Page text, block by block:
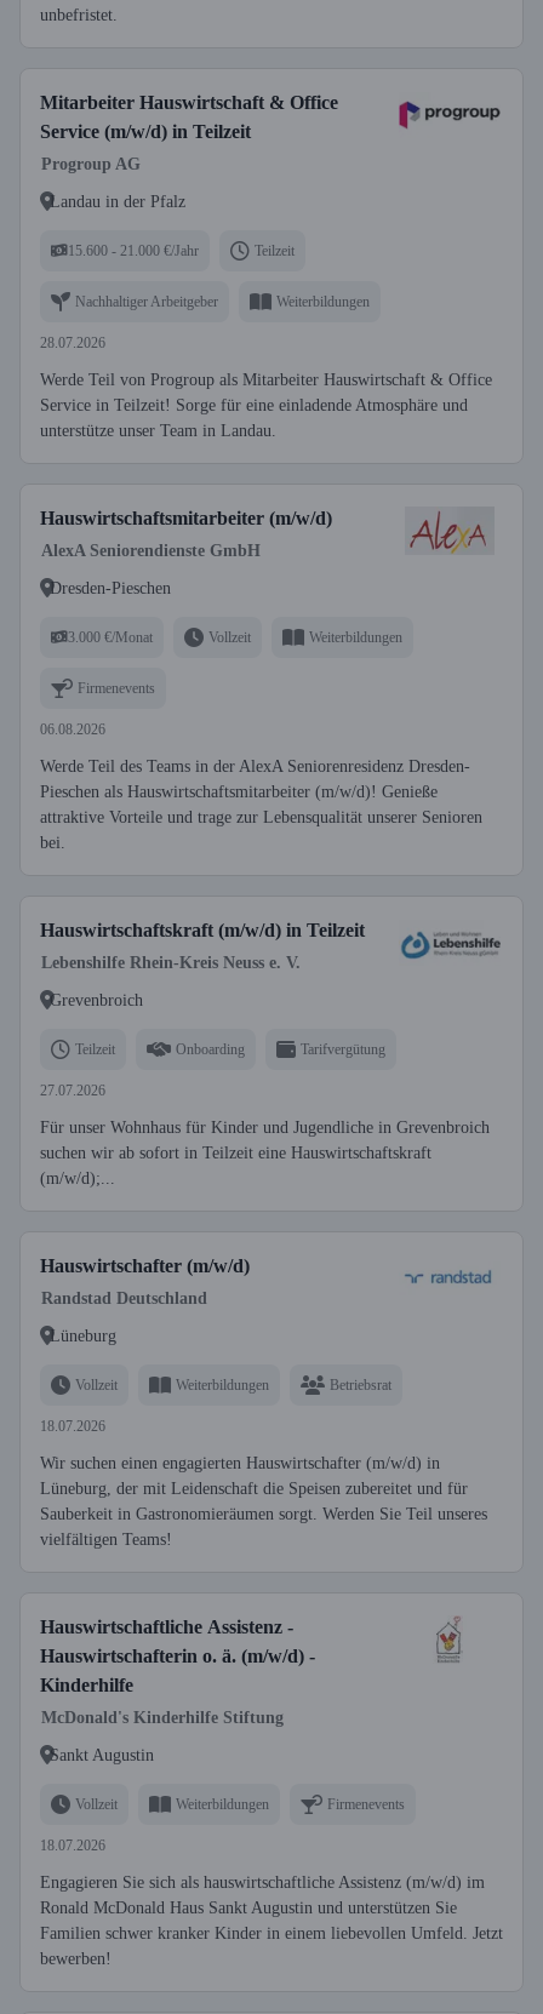
unbefristet.
Mitarbeiter Hauswirtschaft & Office
Service (m/w/d) in Teilzeit
Progroup AG
Landau in der Pfalz
15.600 - 21.000 €/Jahr Teilzeit
Nachhaltiger Arbeitgeber Weiterbildungen
28.07.2026
Werde Teil von Progroup als Mitarbeiter Hauswirtschaft & Office
Service in Teilzeit! Sorge für eine einladende Atmosphäre und
unterstütze unser Team in Landau.
Hauswirtschaftsmitarbeiter (m/w/d)
AlexA Seniorendienste GmbH
Dresden-Pieschen
3.000 €/Monat Vollzeit Weiterbildungen
Firmenevents
06.08.2026
Werde Teil des Teams in der AlexA Seniorenresidenz Dresden-
Pieschen als Hauswirtschaftsmitarbeiter (m/w/d)! Genieße
attraktive Vorteile und trage zur Lebensqualität unserer Senioren
bei.
Hauswirtschaftskraft (m/w/d) in Teilzeit
Lebenshilfe Rhein-Kreis Neuss e. V.
Grevenbroich
Teilzeit Onboarding Tarifvergütung
27.07.2026
Für unser Wohnhaus für Kinder und Jugendliche in Grevenbroich
suchen wir ab sofort in Teilzeit eine Hauswirtschaftskraft
(m/w/d);...
Hauswirtschafter (m/w/d)
Randstad Deutschland
Lüneburg
Vollzeit Weiterbildungen Betriebsrat
18.07.2026
Wir suchen einen engagierten Hauswirtschafter (m/w/d) in
Lüneburg, der mit Leidenschaft die Speisen zubereitet und für
Sauberkeit in Gastronomieräumen sorgt. Werden Sie Teil unseres
vielfältigen Teams!
Hauswirtschaftliche Assistenz -
Hauswirtschafterin o. ä. (m/w/d) -
Kinderhilfe
McDonald's Kinderhilfe Stiftung
Sankt Augustin
Vollzeit Weiterbildungen Firmenevents
18.07.2026
Engagieren Sie sich als hauswirtschaftliche Assistenz (m/w/d) im
Ronald McDonald Haus Sankt Augustin und unterstützen Sie
Familien schwer kranker Kinder in einem liebevollen Umfeld. Jetzt
bewerben!